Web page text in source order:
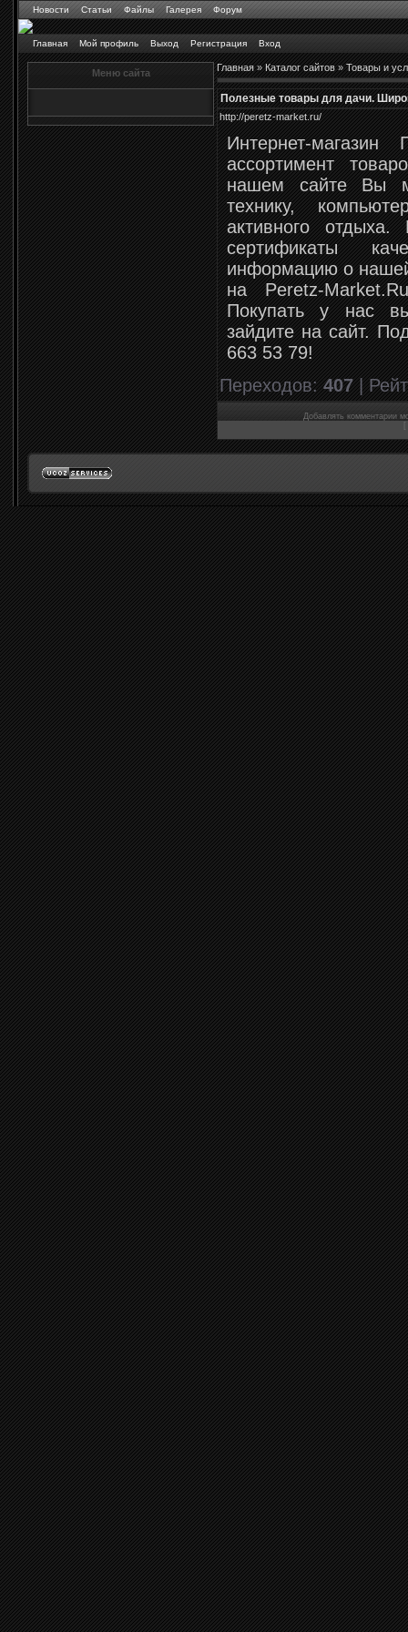
Новости Статьи Файлы Галерея Форум
Главная Мой профиль Выход Регистрация Вход
Меню сайта Главная»Каталог сайтов»Товары и
Полезные товары для дачи.
http://peretz-market.ru/
Интернет-
ассортимент
нашем сайте Вы
технику,
активного
сертификаты
информацию о
на Peretz-
Покупать у нас
зайдите на сайт.
663 53 79!
Переходов:407|
Добавлять комментарии